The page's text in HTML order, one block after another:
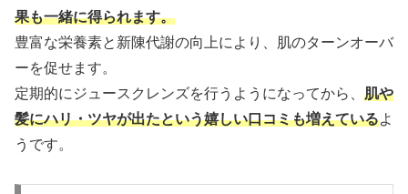
果も一緒に得られます。
豊富な栄養素と新陳代謝の向上により、肌のターンオーバ
ーを促せます。
定期的にジュースクレンズを行うようになってから、 肌や
髪にハリ・ツヤが出たという嬉しい口コミも増えているよ
うです。